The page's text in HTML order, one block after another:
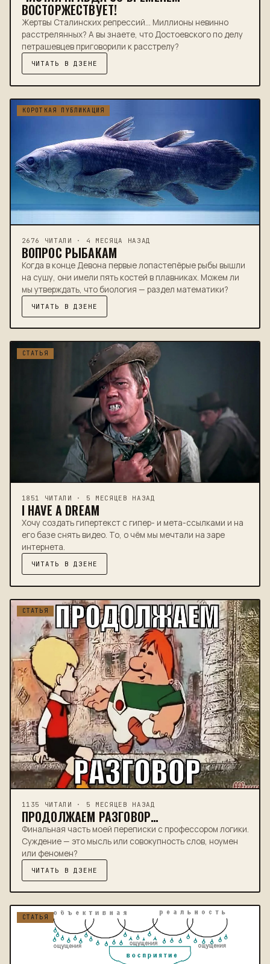
ВОСТОРЖЕСТВУЕТ!
Жертвы Сталинских репрессий... Миллионы невинно
расстрелянных? А вы знаете, что Достоевского по делу
петрашевцев приговорили к расстрелу?
ЧИТАТЬ В ДЗЕНЕ
КОРОТКАЯ ПУБЛИКАЦИЯ
2676 ЧИТАЛИ · 4 МЕСЯЦА НАЗАД
ВОПРОС РЫБАКАМ
Когда в конце Девона первые лопастепёрые рыбы вышли
на сушу, они имели пять костей в плавниках. Можем ли
мы утверждать, что биология — раздел математики?
ЧИТАТЬ В ДЗЕНЕ
СТАТЬЯ
1851 ЧИТАЛИ · 5 МЕСЯЦЕВ НАЗАД
I HAVE A DREAM
Хочу создать гипертекст с гипер- и мета-ссылками и на
его базе снять видео. То, о чём мы мечтали на заре
интернета.
ЧИТАТЬ В ДЗЕНЕ
СТАТЬЯ
1135 ЧИТАЛИ · 5 МЕСЯЦЕВ НАЗАД
ПРОДОЛЖАЕМ РАЗГОВОР…
Финальная часть моей переписки с профессором логики.
Суждение — это мысль или совокупность слов, ноумен
или феномен?
ЧИТАТЬ В ДЗЕНЕ
СТАТЬЯ